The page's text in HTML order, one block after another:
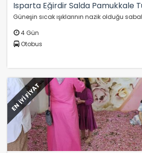
4 Gün
Otobus
EN İYİ FİYAT